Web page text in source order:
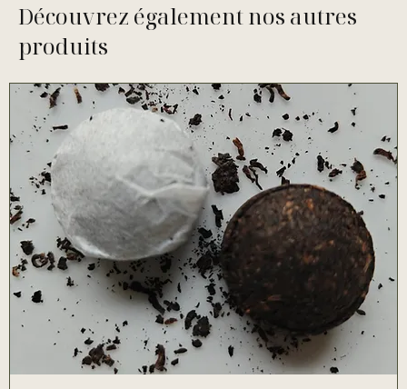
Découvrez également nos autres
produits